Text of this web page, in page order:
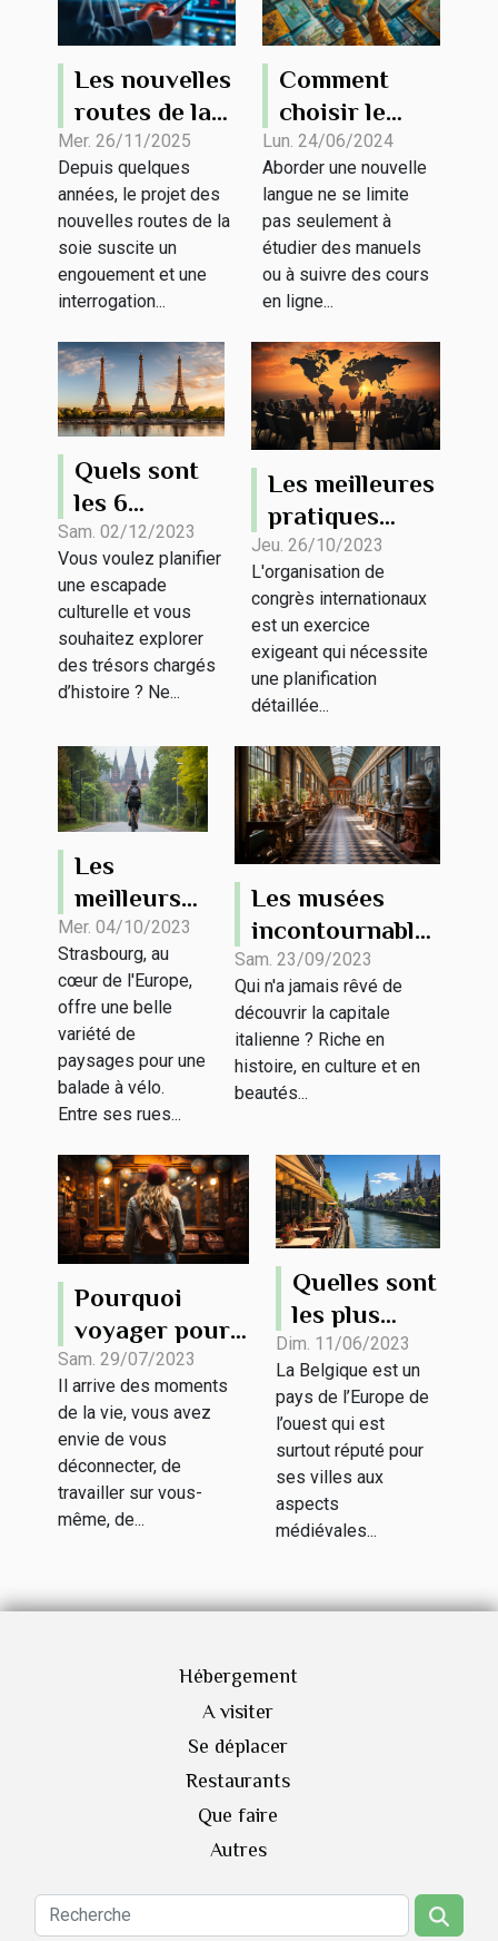
Les nouvelles
routes de la
soie, une
analyse par
un expert sur
la Chine
Mer. 26/11/2025
Depuis quelques
années, le projet des
nouvelles routes de la
soie suscite un
engouement et une
interrogation...
Comment
choisir le
programme
de séjour
linguistique
idéal pour
vous
Lun. 24/06/2024
Aborder une nouvelle
langue ne se limite
pas seulement à
étudier des manuels
ou à suivre des cours
en ligne...
Quels sont
les 6
monuments
historiques
à visiter lors
d’une sortie
touristique
?
Sam. 02/12/2023
Vous voulez planifier
une escapade
culturelle et vous
souhaitez explorer
des trésors chargés
d’histoire ? Ne...
Les meilleures
pratiques
pour
l'organisation
de congrès
internationaux
Jeu. 26/10/2023
L'organisation de
congrès internationaux
est un exercice
exigeant qui nécessite
une planification
détaillée...
Les
meilleurs
itinéraires
pour une
promenade
à vélo à
Strasbourg
Mer. 04/10/2023
Strasbourg, au
cœur de l'Europe,
offre une belle
variété de
paysages pour une
balade à vélo.
Entre ses rues...
Les musées
incontournables
de Rome
Sam. 23/09/2023
Qui n'a jamais rêvé de
découvrir la capitale
italienne ? Riche en
histoire, en culture et en
beautés...
Pourquoi
voyager pour
son stage de
développement
personnel ?
Sam. 29/07/2023
Il arrive des moments
de la vie, vous avez
envie de vous
déconnecter, de
travailler sur vous-
même, de...
Quelles sont
les plus
beaux sites
touristiques
de la
Belgique ?
Dim. 11/06/2023
La Belgique est un
pays de l’Europe de
l’ouest qui est
surtout réputé pour
ses villes aux
aspects
médiévales...
Hébergement
A visiter
Se déplacer
Restaurants
Que faire
Autres